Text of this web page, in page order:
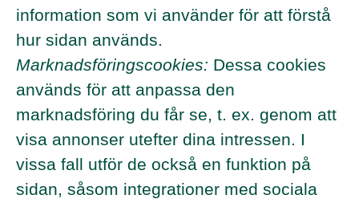
information som vi använder för att förstå
hur sidan används.
Marknadsföringscookies: Dessa cookies
används för att anpassa den
marknadsföring du får se, t. ex. genom att
visa annonser utefter dina intressen. I
vissa fall utför de också en funktion på
sidan, såsom integrationer med sociala